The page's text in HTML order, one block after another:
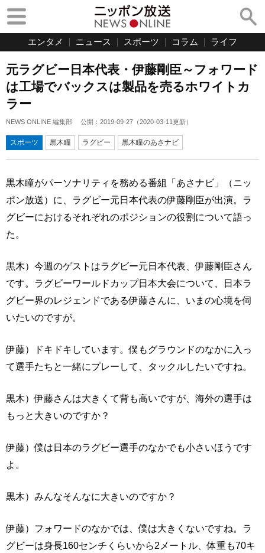
エンタメ ニュース スポーツ コラム ライフ
元ラグビー日本代表・伊藤剛臣～フォワード
は工場でバックスは製品を売るホワイトカ
ラー
NEWS ONLINE 編集部 公開： 2019-09-27 （2020-03-11更新）
スポーツ 黒木瞳 ラグビー 黒木瞳のあさナビ
黒木瞳がパーソナリティを務める番組「あさナビ」（ニッ
ポン放送）に、ラグビー元日本代表の伊藤剛臣が出演。ラ
グビーにおけるそれぞれのポジションの役割について語っ
た。
黒木）今週のゲストはラグビー元日本代表、伊藤剛臣さん
です。ラグビーワールドカップ日本大会について、日本ラ
グビー界のレジェンドである伊藤さんに、いまの心境を伺
いたいのですが。
伊藤）ドキドキしています。僕もグラウンドのなかに入っ
て選手たちと一緒にプレーして、タックルしたいですね。
黒木）伊藤さんは大きくて背も高いですが、海外の選手は
もっと大きいのですか？
伊藤）僕は日本のラグビー選手のなかでも小さいほうです
よ。
黒木）みんなそんなに大きいのですか？
伊藤）フォワードのなかでは、僕は大きくないですね。ラ
グビーは身長160センチくらいから2メートル、体重も70キ